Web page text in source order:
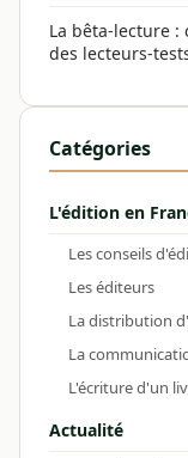
La bêta-lecture
des lecteurs-
Catégories
L'édition en
Les conseils
Les éditeurs
La distribution
La
L'écriture d'un
Actualité